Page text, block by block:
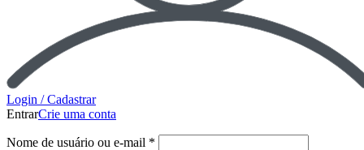
Login / Cadastrar
EntrarCrie uma conta
Nome de usuário ou e-mail *